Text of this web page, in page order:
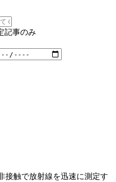
記事のみ
接触で放射線を迅速に測定す